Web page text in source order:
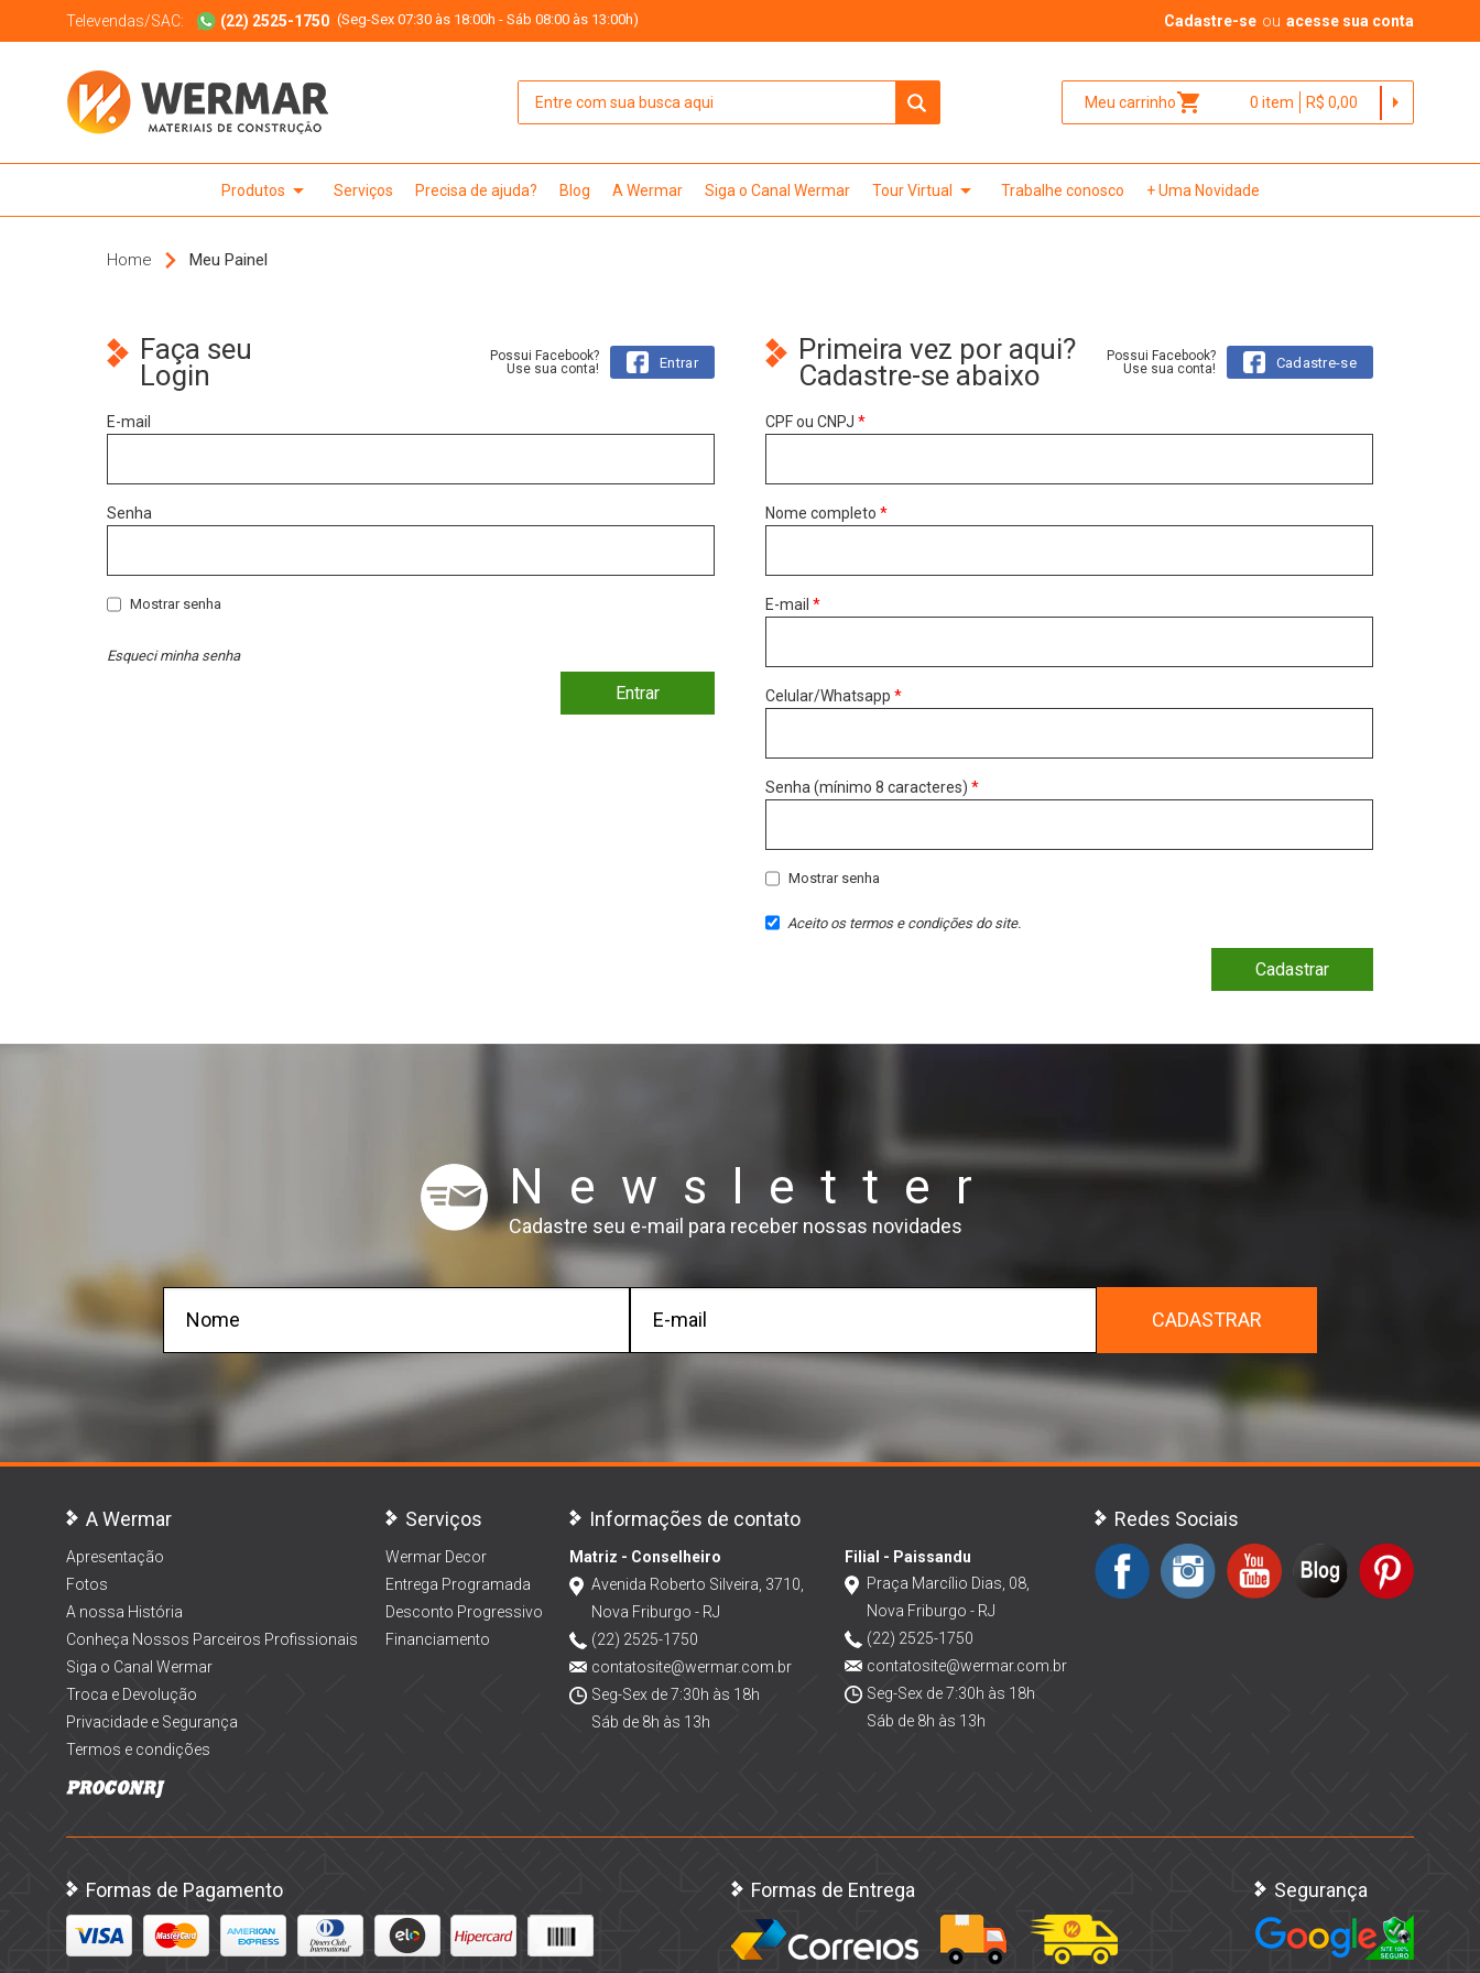
Televendas/SAC: (22) 2525-1750 (Seg-Sex 07:30 às 18:00h - Sáb 08:00 às 13:00h) Cadastre-se ou acesse sua conta
Meu carrinhoshopping_cart 0item R$ 0,00 arrow_right
Produtos arrow_drop_down Serviços Precisa de ajuda? Blog A Wermar Siga o Canal Wermar Tour Virtual arrow_drop_down Trabalhe conosco + Uma Novidade
Home Meu Painel
Faça seu
Login
Possui Facebook?
Use sua conta!
Entrar
E-mail
Senha
Mostrar senha
Esqueci minha senha
Entrar
Primeira vez por aqui?
Cadastre-se abaixo
Possui Facebook?
Use sua conta!
Cadastre-se
CPF ou CNPJ *
Nome completo *
E-mail *
Celular/Whatsapp *
Senha (mínimo 8 caracteres) *
Mostrar senha
Aceito os termos e condiçõesdo site.
Cadastrar
Newsletter
Cadastre seu e-mail para receber nossas novidades
CADASTRAR
A Wermar
Apresentação
Fotos
A nossa História
Conheça Nossos Parceiros Profissionais
Siga o Canal Wermar
Troca e Devolução
Privacidade e Segurança
Termos e condições
Serviços
Wermar Decor
Entrega Programada
Desconto Progressivo
Financiamento
Informações de contato
Matriz - Conselheiro
Avenida Roberto Silveira, 3710,
Nova Friburgo - RJ
(22) 2525-1750
contatosite@wermar.com.br
Seg-Sex de 7:30h às 18h
Sáb de 8h às 13h
Filial - Paissandu
Praça Marcílio Dias, 08,
Nova Friburgo - RJ
(22) 2525-1750
contatosite@wermar.com.br
Seg-Sex de 7:30h às 18h
Sáb de 8h às 13h
Redes Sociais
Formas de Pagamento Formas de Entrega Segurança